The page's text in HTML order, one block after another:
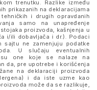
trenutku. Razlike između
prikazanih na deklaracijama
i drugih opravdanih
samo na unapređenje
proizvoda, kašnjenja u
i/ili dobavljača i dr.). Podaci
ne zamenjuju podatke
U slučaju eventualnih
su one koje se nalaze na
da, pre upotrebe i korišćenja
na deklaraciji proizvoda
i da iste uzme kao
može da se razlikuje,